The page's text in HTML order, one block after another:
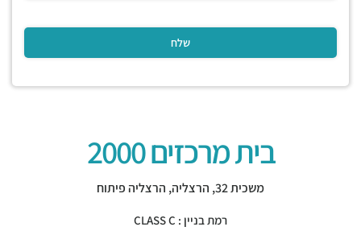
בית מרכזים 2000
משכית 32, הרצליה, הרצליה פיתוח
רמת בניין : CLASS C